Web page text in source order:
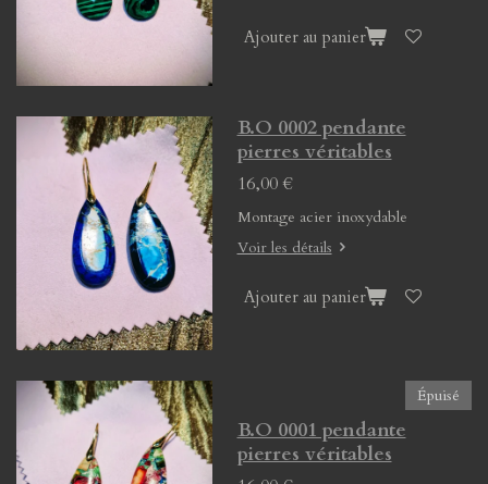
Ajouter au panier
B.O 0002 pendante
pierres véritables
16,00 €
Montage acier inoxydable
Voir les détails
Ajouter au panier
Épuisé
B.O 0001 pendante
pierres véritables